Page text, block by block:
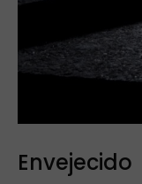
Envejecido